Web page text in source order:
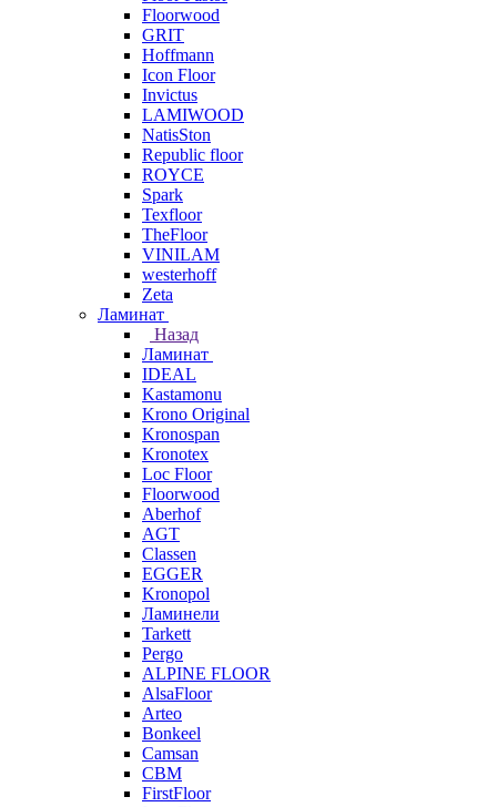
Floorwood
GRIT
Hoffmann
Icon Floor
Invictus
LAMIWOOD
NatisSton
Republic floor
ROYCE
Spark
Texfloor
TheFloor
VINILAM
westerhoff
Zeta
Ламинат
Назад
Ламинат
IDEAL
Kastamonu
Krono Original
Kronospan
Kronotex
Loc Floor
Floorwood
Aberhof
AGT
Classen
EGGER
Kronopol
Ламинели
Tarkett
Pergo
ALPINE FLOOR
AlsaFloor
Arteo
Bonkeel
Camsan
CBM
FirstFloor